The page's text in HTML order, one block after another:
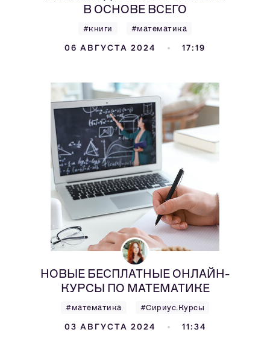
В ОСНОВЕ ВСЕГО
#книги #математика
06 АВГУСТА 2024 17:19
НОВЫЕ БЕСПЛАТНЫЕ ОНЛАЙН-
КУРСЫ ПО МАТЕМАТИКЕ
#математика #Сириус.Курсы
03 АВГУСТА 2024 11:34